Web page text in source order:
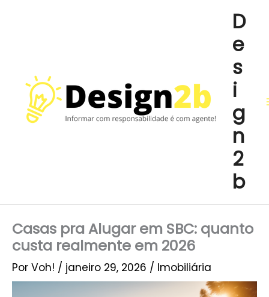
D
e
s
i
g
n
2
b
Casas pra Alugar em SBC: quanto
custa realmente em 2026
Por Voh! / janeiro 29, 2026 / Imobiliária